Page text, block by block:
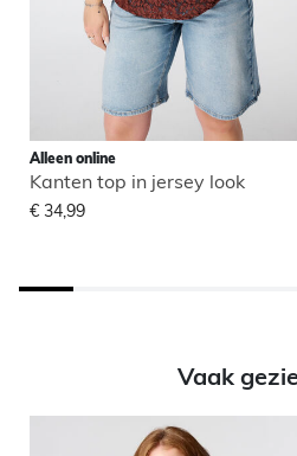
Alleen online
Kanten top in jersey look
€ 34,99
Vaak